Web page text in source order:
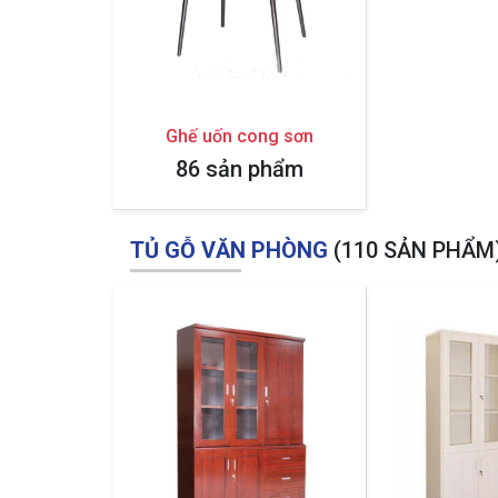
Ghế uốn cong sơn
86 sản phẩm
TỦ GỖ VĂN PHÒNG (110 SẢN